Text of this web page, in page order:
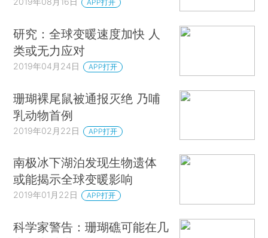
APP打开
研究：全球变暖速度加快 人
类或无力应对
2019年04月24日 APP打开
珊瑚裸尾鼠被通报灭绝 乃哺
乳动物首例
2019年02月22日 APP打开
南极冰下湖泊发现生物遗体
或能揭示全球变暖影响
2019年01月22日 APP打开
科学家警告：珊瑚礁可能在几